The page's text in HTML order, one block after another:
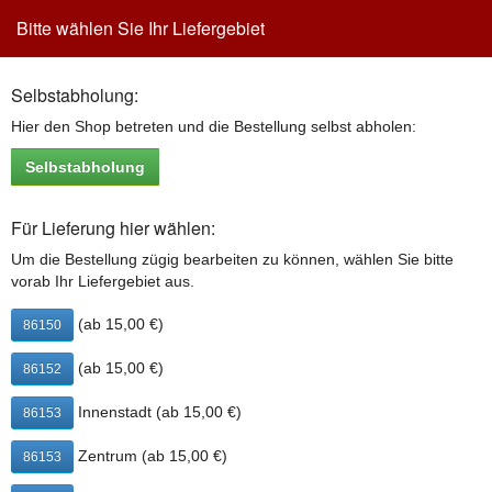
Bitte wählen Sie Ihr Liefergebiet
Selbstabholung:
Hier den Shop betreten und die Bestellung selbst abholen:
Selbstabholung
Für Lieferung hier wählen:
Um die Bestellung zügig bearbeiten zu können, wählen Sie bitte
vorab Ihr Liefergebiet aus.
86150 (ab 15,00 €)
86152 (ab 15,00 €)
86153 Innenstadt (ab 15,00 €)
86153 Zentrum (ab 15,00 €)
Toggle
Pizza Carbonara
Sauce Hollandaise, Käse, Bacon, Ei, Zwiebeln & Parmesan
Warenkorb legen):
26 cm 12,90 € 32 cm 16,90 €
Pizza Carbonara enthält folgende Zusatzstoffe bzw.
Allergene:
2: mit Antioxidationsmittel
3: mit Konservierungsstoffen
a: Glutenhaltiges Getreide (Weizen) und daraus
gewonnene Erzeugnisse